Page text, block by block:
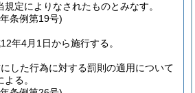
定によりなされたものとみなす。
条例第19号)
年4月1日から施行する。
した行為に対する罰則の適用について
る。